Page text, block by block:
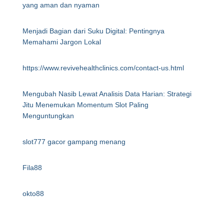
yang aman dan nyaman
Menjadi Bagian dari Suku Digital: Pentingnya
Memahami Jargon Lokal
https://www.revivehealthclinics.com/contact-us.html
Mengubah Nasib Lewat Analisis Data Harian: Strategi
Jitu Menemukan Momentum Slot Paling
Menguntungkan
slot777 gacor gampang menang
Fila88
okto88